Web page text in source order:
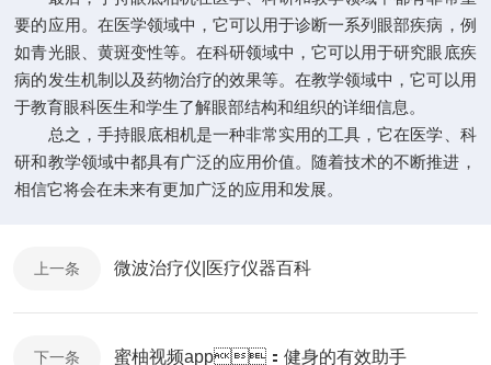
要的应用。在医学领域中，它可以用于诊断一系列眼部疾病，例
如青光眼、黄斑变性等。在科研领域中，它可以用于研究眼底疾
病的发生机制以及药物治疗的效果等。在教学领域中，它可以用
于教育眼科医生和学生了解眼部结构和组织的详细信息。
总之，手持眼底相机是一种非常实用的工具，它在医学、科
研和教学领域中都具有广泛的应用价值。随着技术的不断推进，
相信它将会在未来有更加广泛的应用和发展。
上一条 微波治疗仪|医疗仪器百科
下一条 蜜柚视频app：健身的有效助手